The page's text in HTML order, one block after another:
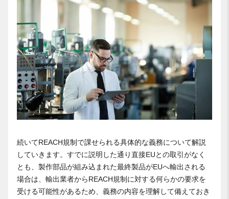
続いてREACH規制で課せられる具体的な義務について解説
していきます。すでに説明した通り直接EUとの取引がなく
とも、製作部品が組み込まれた最終製品がEUへ輸出される
場合は、輸出業者からREACH規制に対する何らかの要求を
受ける可能性があるため、義務の内容を理解して備えておき